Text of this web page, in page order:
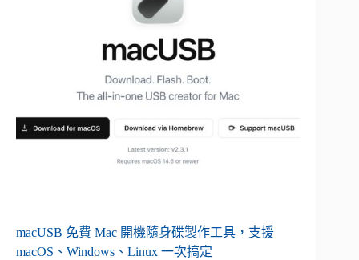
macUSB 免費 Mac 開機隨身碟製作工具，支援
macOS、Windows、Linux 一次搞定